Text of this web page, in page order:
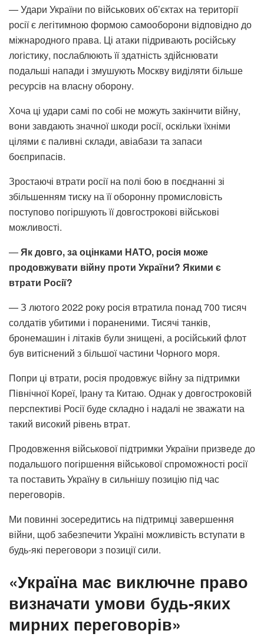
— Удари України по військових об’єктах на території
росії є легітимною формою самооборони відповідно до
міжнародного права. Ці атаки підривають російську
логістику, послаблюють її здатність здійснювати
подальші напади і змушують Москву виділяти більше
ресурсів на власну оборону.
Хоча ці удари самі по собі не можуть закінчити війну,
вони завдають значної шкоди росії, оскільки їхніми
цілями є паливні склади, авіабази та запаси
боєприпасів.
Зростаючі втрати росії на полі бою в поєднанні зі
збільшенням тиску на її оборонну промисловість
поступово погіршують її довгострокові військові
можливості.
—Як довго, за оцінками НАТО, росія може
продовжувати війну проти України? Якими є
втрати Росії?
— З лютого 2022 року росія втратила понад 700 тисяч
солдатів убитими і пораненими. Тисячі танків,
бронемашин і літаків були знищені, а російський флот
був витіснений з більшої частини Чорного моря.
Попри ці втрати, росія продовжує війну за підтримки
Північної Кореї, Ірану та Китаю. Однак у довгостроковій
перспективі Росії буде складно і надалі не зважати на
такий високий рівень втрат.
Продовження військової підтримки України призведе до
подальшого погіршення військової спроможності росії
та поставить Україну в сильнішу позицію під час
переговорів.
Ми повинні зосередитись на підтримці завершення
війни, щоб забезпечити Україні можливість вступати в
будь-які переговори з позиції сили.
«Україна має виключне право
визначати умови будь-яких
мирних переговорів»